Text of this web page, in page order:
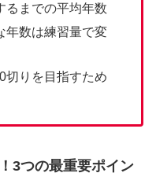
るまでの平均年数
年数は練習量で変
切りを目指すため
3つの最重要ポイン